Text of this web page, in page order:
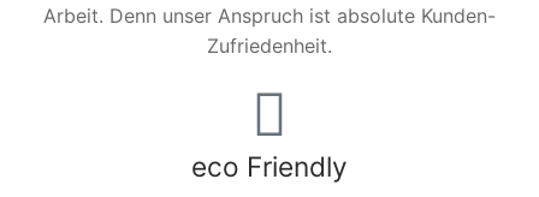
Arbeit. Denn unser Anspruch ist absolute Kunden-
Zufriedenheit.
eco Friendly